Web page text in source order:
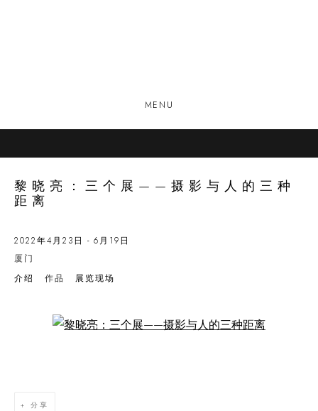
MENU
黎晓亮：三个展——摄影与人的三种
距离
2022年4月23日 - 6月19日
厦门
介绍
作品 展览现场
Open a larger version of the following image in a popup:
分享